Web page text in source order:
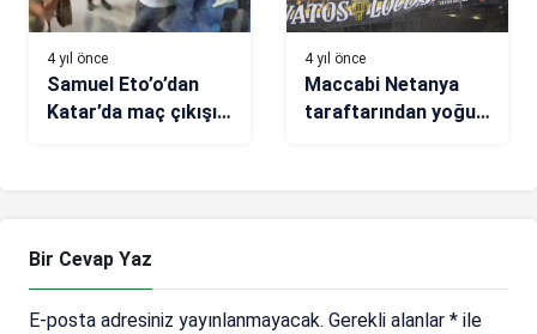
4 yıl önce
Samuel Eto’o’dan
Katar’da maç çıkışı
4 yıl önce
Maccabi Netanya
taraftarından yoğun
Bir Cevap Yaz
E-posta adresiniz yayınlanmayacak. Gerekli alanlar * ile